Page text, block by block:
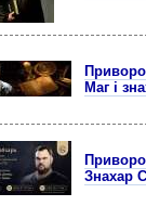
Маг і
Знахар